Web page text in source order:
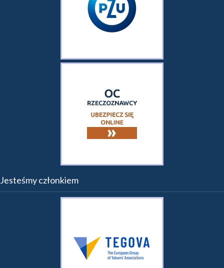
Jesteśmy członkiem